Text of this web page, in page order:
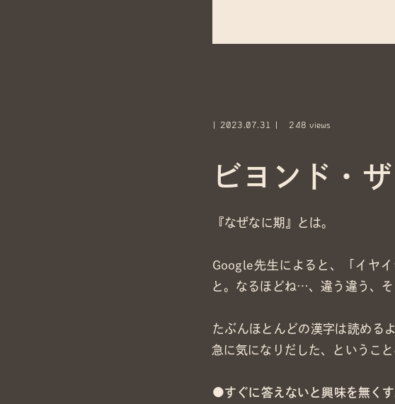
2023.07.31 248 views
ビヨンド・
『なぜなに期』とは。
Google先生によると、「イヤ
と。なるほどね…、違う違う、
たぶんほとんどの漢字は読める
急に気になりだした、というこ
●すぐに答えないと興味を無くす